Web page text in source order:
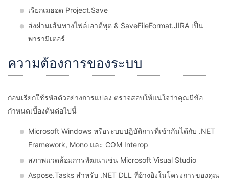
เรียกเมธอด Project.Save
ส่งผ่านเส้นทางไฟล์เอาต์พุต & SaveFileFormat.JIRA เป็น
พารามิเตอร์
ความต้องการของระบบ
ก่อนเรียกใช้รหัสตัวอย่างการแปลง ตรวจสอบให้แน่ใจว่าคุณมีข้อ
กำหนดเบื้องต้นต่อไปนี้
Microsoft Windows หรือระบบปฏิบัติการที่เข้ากันได้กับ .NET
Framework, Mono และ COM Interop
สภาพแวดล้อมการพัฒนาเช่น Microsoft Visual Studio
Aspose.Tasks สำหรับ .NET DLL ที่อ้างอิงในโครงการของคุณ